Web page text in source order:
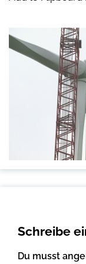
Schreibe
Du musst